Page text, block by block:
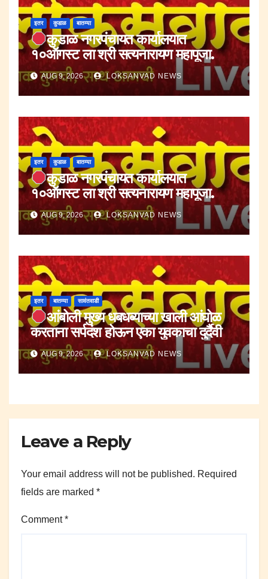
इतर कुडाळ बातम्या
कुडाळ नगरपंचायत कार्यालयात
१०ऑगस्ट ला श्री सत्यनारायण महापूजा.
AUG 9, 2026 LOKSANVAD NEWS
इतर कुडाळ बातम्या
कुडाळ नगरपंचायत कार्यालयात
१०ऑगस्ट ला श्री सत्यनारायण महापूजा.
AUG 9, 2026 LOKSANVAD NEWS
इतर बातम्या सावंतवाडी
आंबोली मुख्य धबधब्याच्या खाली आंघोळ
करताना सर्पदंश होऊन एका युवकाचा दुर्दैवी
मृत्यू.AUG 9, 2026 LOKSANVAD NEWS
Leave a Reply
Your email address will not be published. Required
fields are marked *
Comment*